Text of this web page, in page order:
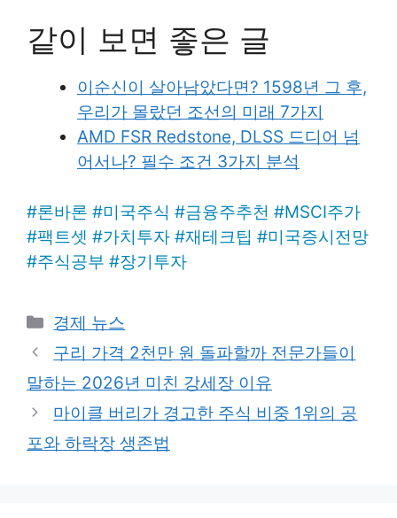
같이 보면 좋은 글
이순신이 살아남았다면? 1598년 그 후,
우리가 몰랐던 조선의 미래 7가지
AMD FSR Redstone, DLSS 드디어 넘
어서나? 필수 조건 3가지 분석
#론바론 #미국주식 #금융주추천 #MSCI주가
#팩트셋 #가치투자 #재테크팁 #미국증시전망
#주식공부 #장기투자
Categories
경제 뉴스
구리 가격 2천만 원 돌파할까 전문가들이
말하는 2026년 미친 강세장 이유
마이클 버리가 경고한 주식 비중 1위의 공
포와 하락장 생존법